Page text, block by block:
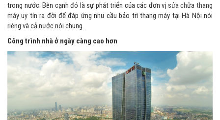
trong nước. Bên cạnh đó là sự phát triển của các đơn vị sửa chữa thang
máy uy tín ra đời để đáp ứng nhu cầu bảo trì thang máy tại Hà Nội nói
riêng và cả nước nói chung.
Công trình nhà ở ngày càng cao hơn